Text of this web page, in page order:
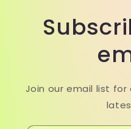
Join our email list